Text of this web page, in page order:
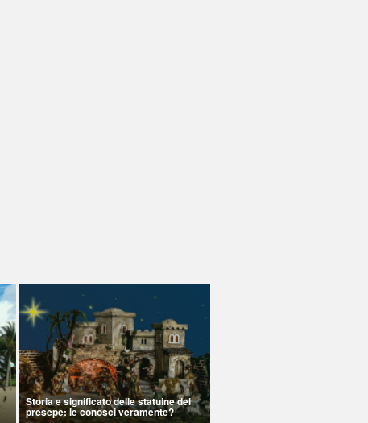
Storia e significato delle statuine del
presepe: le conosci veramente?